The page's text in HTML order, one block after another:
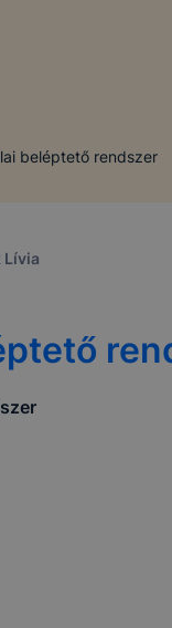
beléptető rendszer
Lívia